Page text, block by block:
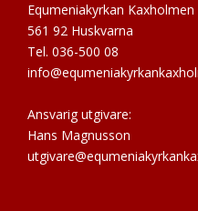
Equmeniakyrkan Kaxholmen
561 92 Huskvarna
Tel. 036-500 08
Ansvarig utgivare:
Hans Magnusson